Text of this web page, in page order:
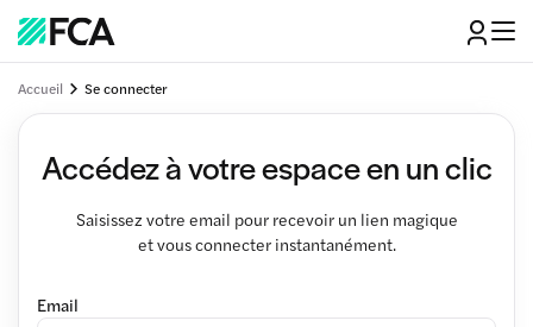
Accueil Se connecter
Accédez à votre espace en un clic
Saisissez votre email pour recevoir un lien magique
et vous connecter instantanément.
Email